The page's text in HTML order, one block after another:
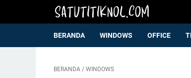
BERANDA WINDOWS OFFICE
BERANDA / WINDOWS